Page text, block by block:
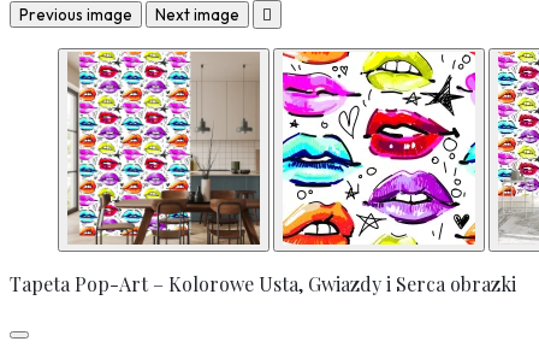
Previous image Next image 
Tapeta Pop-Art – Kolorowe Usta, Gwiazdy i Serca obrazki